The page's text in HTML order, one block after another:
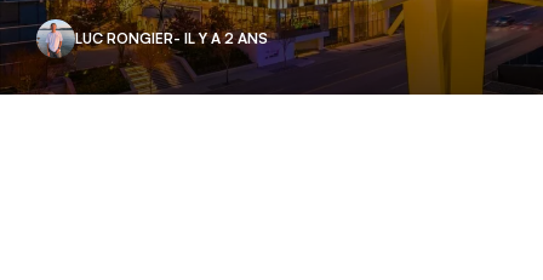
LUC RONGIER- IL Y A 2 ANS